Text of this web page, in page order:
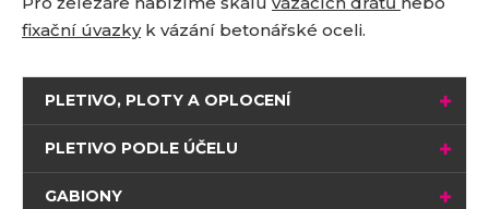
fixační úvazkyk vázání betonářské oceli.
PLETIVO, PLOTY A OPLOCENÍ
PLETIVO PODLE ÚČELU
GABIONY